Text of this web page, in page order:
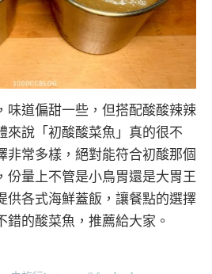
味道偏甜一些，但搭配酸酸辣辣
來說「初酸酸菜魚」真的很不
非常多樣，絕對能符合初酸那個
份量上不管是小鳥胃還是大胃王
供各式海鮮蓋飯，讓餐點的選擇
錯的酸菜魚，推薦給大家。